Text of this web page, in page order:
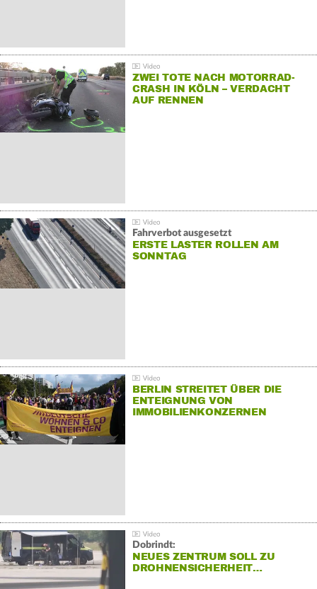
ZWEI TOTE NACH MOTORRAD-
CRASH IN KÖLN – VERDACHT
AUF RENNEN
Fahrverbot ausgesetzt
ERSTE LASTER ROLLEN AM
SONNTAG
BERLIN STREITET ÜBER DIE
ENTEIGNUNG VON
IMMOBILIENKONZERNEN
Dobrindt:
NEUES ZENTRUM SOLL ZU
DROHNENSICHERHEIT…